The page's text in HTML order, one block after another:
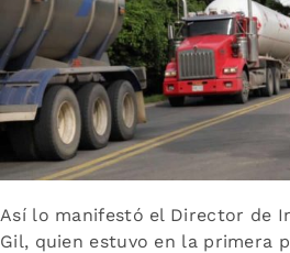
Así lo manifestó el Director de
Gil, quien estuvo en la primera